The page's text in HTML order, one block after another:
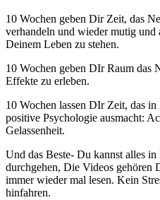
10 Wochen geben Dir Zeit, das
verhandeln und wieder mutig
Deinem Leben zu stehen.
10 Wochen geben DIr Raum das
Effekte zu erleben.
10 Wochen lassen DIr Zeit, das
positive Psychologie ausmacht:
Gelassenheit.
Und das Beste- Du kannst alles
durchgehen, Die Videos gehören
immer wieder mal lesen. Kein
hinfahren.